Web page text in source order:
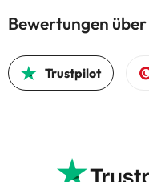
Bewertungen
Trustpilot